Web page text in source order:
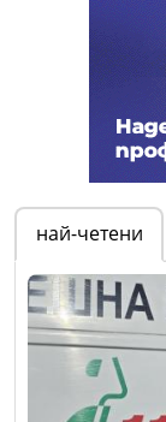
най-четени